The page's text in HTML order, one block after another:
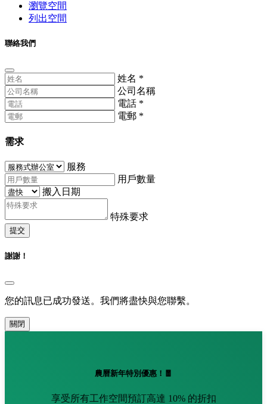
瀏覽空間
列出空間
聯絡我們
姓名 *
公司名稱
電話 *
電郵 *
需求
服務
用戶數量
搬入日期
特殊要求
提交
謝謝！
您的訊息已成功發送。我們將盡快與您聯繫。
關閉
農曆新年特別優惠！🧧
享受所有工作空間預訂高達 10% 的折扣